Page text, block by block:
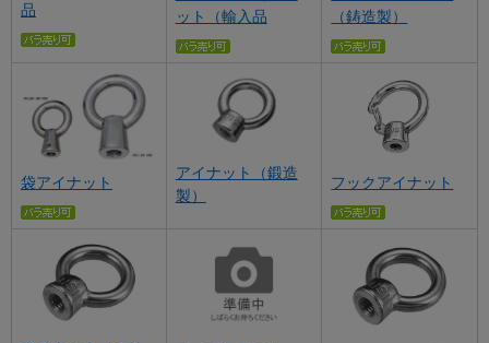
品
ット（輸入品
（鋳造製）
袋アイナット
アイナット（鍛造
製）
フックアイナット